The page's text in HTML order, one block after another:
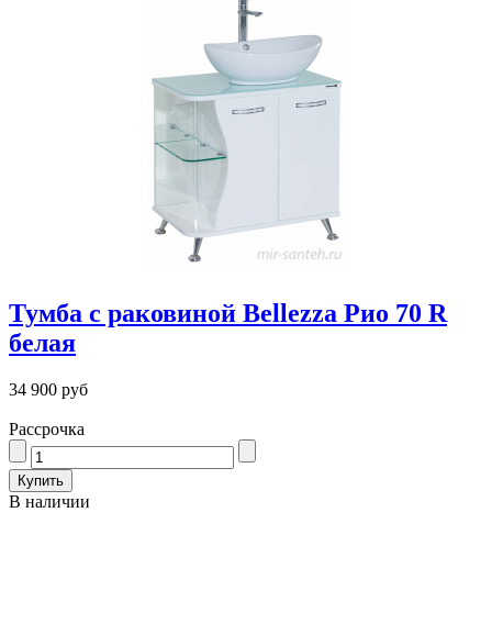
Тумба с раковиной Bellezza Рио 70 R
белая
34 900 руб
Рассрочка
В наличии